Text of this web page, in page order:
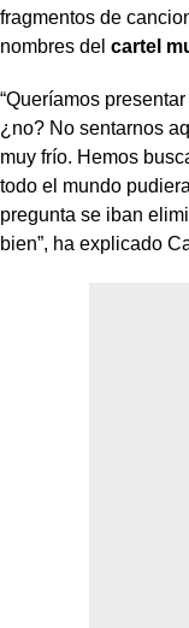
fragmentos de
nombres del cartel
“Queríamos
¿no? No sentarnos
muy frío. Hemos
todo el mundo
pregunta se iban
bien”, ha explicado